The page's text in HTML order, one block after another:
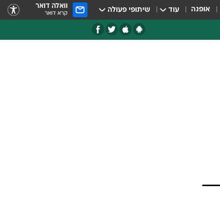
אופנה עוד שיתופי פעולה וואלה דואר
קרא דואר